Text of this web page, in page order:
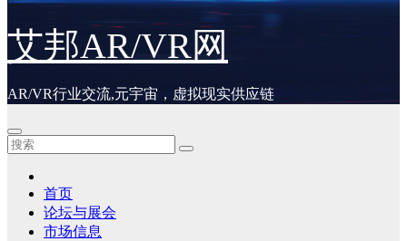
艾邦AR/VR网
AR/VR行业交流,元宇宙，虚拟现实供应链
首页
论坛与展会
市场信息